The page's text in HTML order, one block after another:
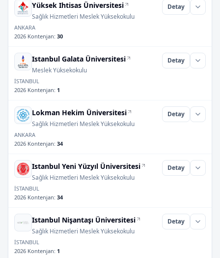
Yüksek Ihtisas Üniversitesi
Sağlık Hizmetleri Meslek Yüksekokulu
Detay
ANKARA
2026 Kontenjan: 30
Istanbul Galata Üniversitesi
Meslek Yüksekokulu
Detay
İSTANBUL
2026 Kontenjan: 1
Lokman Hekim Üniversitesi
Sağlık Hizmetleri Meslek Yüksekokulu
Detay
ANKARA
2026 Kontenjan: 34
Istanbul Yeni Yüzyıl Üniversitesi
Sağlık Hizmetleri Meslek Yüksekokulu
Detay
İSTANBUL
2026 Kontenjan: 34
Istanbul Nişantaşı Üniversitesi
Sağlık Hizmetleri Meslek Yüksekokulu
Detay
İSTANBUL
2026 Kontenjan: 1